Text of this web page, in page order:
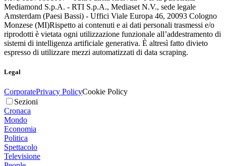
Mediamond S.p.A. - RTI S.p.A., Mediaset N.V., sede legale
Amsterdam (Paesi Bassi) - Uffici Viale Europa 46, 20093 Cologno
Monzese (MI)Rispetto ai contenuti e ai dati personali trasmessi e/o
riprodotti è vietata ogni utilizzazione funzionale all’addestramento di
sistemi di intelligenza artificiale generativa. È altresì fatto divieto
espresso di utilizzare mezzi automatizzati di data scraping.
Legal
CorporatePrivacy PolicyCookie Policy
Sezioni
Cronaca
Mondo
Economia
Politica
Spettacolo
Televisione